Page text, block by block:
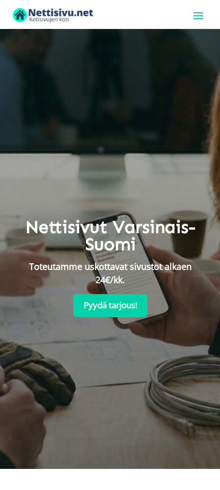
Nettisivut Varsinais-
Suomi
Toteutamme uskottavat sivustot alkaen
24€/kk.
Pyydä tarjous!